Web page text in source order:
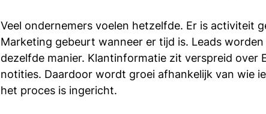
Veel ondernemers voelen hetzelfde. Er is activiteit
Marketing gebeurt wanneer er tijd is. Leads
dezelfde manier. Klantinformatie zit verspreid over
notities. Daardoor wordt groei afhankelijk van wie
het proces is ingericht.